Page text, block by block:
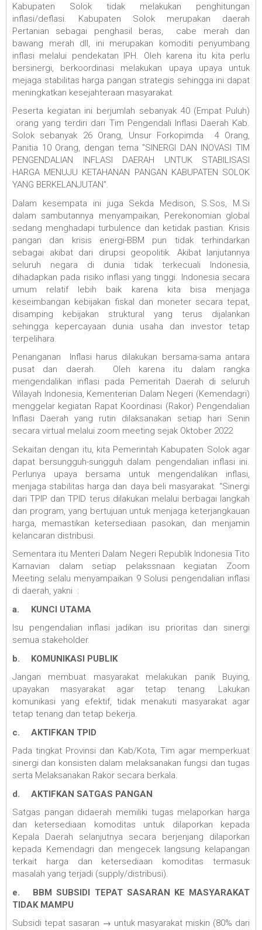
Kabupaten Solok tidak melakukan penghitungan
inflasi/deflasi. Kabupaten Solok merupakan daerah
Pertanian sebagai penghasil beras, cabe merah dan
bawang merah dll, ini merupakan komoditi penyumbang
inflasi melalui pendekatan IPH. Oleh karena itu kita perlu
bersinergi, berkoordinasi melakukan upaya upaya untuk
mejaga stabilitas harga pangan strategis sehingga ini dapat
meningkatkan kesejahteraan masyarakat.
Peserta kegiatan ini berjumlah sebanyak 40 (Empat Puluh)
orang yang terdiri dari Tim Pengendali Inflasi Daerah Kab.
Solok sebanyak 26 Orang, Unsur Forkopimda 4 Orang,
Panitia 10 Orang, dengan tema "SINERGI DAN INOVASI TIM
PENGENDALIAN INFLASI DAERAH UNTUK STABILISASI
HARGA MENUJU KETAHANAN PANGAN KABUPATEN SOLOK
YANG BERKELANJUTAN”.
Dalam kesempata ini juga Sekda Medison, S.Sos, M.Si
dalam sambutannya menyampaikan, Perekonomian global
sedang menghadapi turbulence dan ketidak pastian. Krisis
pangan dan krisis energi-BBM pun tidak terhindarkan
sebagai akibat dari dirupsi geopolitik. Akibat lanjutannya
seluruh negara di dunia tidak terkecuali Indonesia,
dihadapkan pada risiko inflasi yang tinggi. Indonesia secara
umum relatif lebih baik karena kita bisa menjaga
keseimbangan kebijakan fiskal dan moneter secara tepat,
disamping kebijakan struktural yang terus dijalankan
sehingga kepercayaan dunia usaha dan investor tetap
terpelihara.
Penanganan Inflasi harus dilakukan bersama-sama antara
pusat dan daerah. Oleh karena itu dalam rangka
mengendalikan inflasi pada Pemeritah Daerah di seluruh
Wilayah Indonesia, Kementerian Dalam Negeri (Kemendagri)
menggelar kegiatan Rapat Koordinasi (Rakor) Pengendalian
Inflasi Daerah yang rutin dilaksanakan setiap hari Senin
secara virtual melalui zoom meeting sejak Oktober 2022
Sekaitan dengan itu, kita Pemerintah Kabupaten Solok agar
dapat bersungguh-sungguh dalam pengendalian inflasi ini.
Perlunya upaya bersama untuk mengendalikan inflasi,
menjaga stabilitas harga dan daya beli masyarakat. “Sinergi
dari TPIP dan TPID terus dilakukan melalui berbagai langkah
dan program, yang bertujuan untuk menjaga keterjangkauan
harga, memastikan ketersediaan pasokan, dan menjamin
kelancaran distribusi.
Sementara itu Menteri Dalam Negeri Republik Indonesia Tito
Karnavian dalam setiap pelakssnaan kegiatan Zoom
Meeting selalu menyampaikan 9 Solusi pengendalian inflasi
di daerah, yakni :
a.
KUNCI UTAMA
Isu pengendalian inflasi jadikan isu prioritas dan sinergi
semua stakeholder.
b.
KOMUNIKASI PUBLIK
Jangan membuat masyarakat melakukan panik Buying,
upayakan masyarakat agar tetap tenang. Lakukan
komunikasi yang efektif, tidak menakuti masyarakat agar
tetap tenang dan tetap bekerja.
c.
AKTIFKAN TPID
Pada tingkat Provinsi dan Kab/Kota, Tim agar memperkuat
sinergi dan konsisten dalam melaksanakan fungsi dan tugas
serta Melaksanakan Rakor secara berkala.
d.
AKTIFKAN SATGAS PANGAN
Satgas pangan didaerah memiliki tugas melaporkan harga
dan ketersediaan komoditas untuk dilaporkan kepada
Kepala Daerah selanjutnya secara berjenjang dilaporkan
kepada Kemendagri dan mengecek langsung kelapangan
terkait harga dan ketersediaan komoditas termasuk
masalah yang terjadi (supply/distribusi).
e.
BBM SUBSIDI TEPAT SASARAN KE MASYARAKAT
TIDAK MAMPU
Subsidi tepat sasaran → untuk masyarakat miskin (80% dari